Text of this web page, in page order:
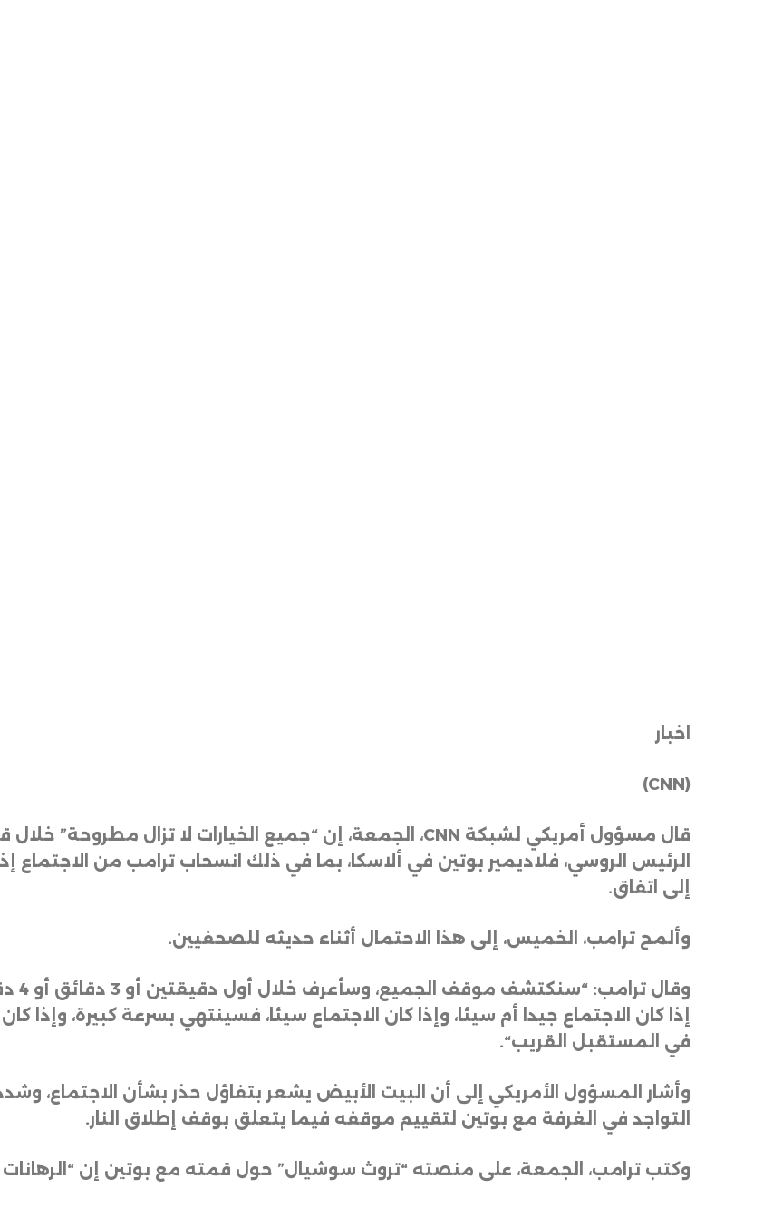
اخبار
(CNN)
قال مسؤول أمريكي لشبكة
، الجمعة، إن “جميع الخيارات لا تزال مطروحة” خلال
الرئيس الروسي، فلاديمير بوتين في ألاسكا، بما في ذلك انسحاب ترامب من الاجتماع
إلى اتفاق.
وألمح ترامب، الخميس، إلى هذا الاحتمال أثناء حديثه للصحفيين.
إذا كان الاجتماع جيدا أم سيئا، وإذا كان الاجتماع سيئا، فسينتهي بسرعة كبيرة،
في المستقبل القريب“.
وأشار المسؤول الأمريكي إلى أن البيت الأبيض يشعر بتفاؤل حذر بشأن الاجتماع،
التواجد في الغرفة مع بوتين لتقييم موقفه فيما يتعلق بوقف إطلاق النار.
وكتب ترامب، الجمعة، على منصته “تروث سوشيال” حول قمته مع بوتين إن “الرهانات